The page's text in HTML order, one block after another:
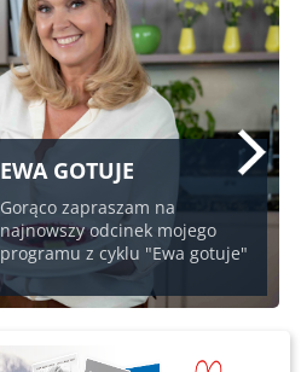
EWA GOTUJE
Gorąco zapraszam na
najnowszy odcinek mojego
programu z cyklu "Ewa gotuje"